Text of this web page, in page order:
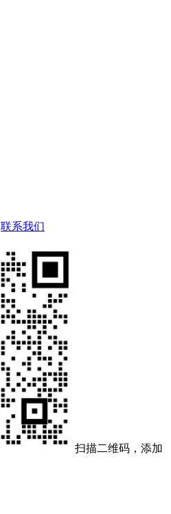
联系我们
扫描二维码，添加